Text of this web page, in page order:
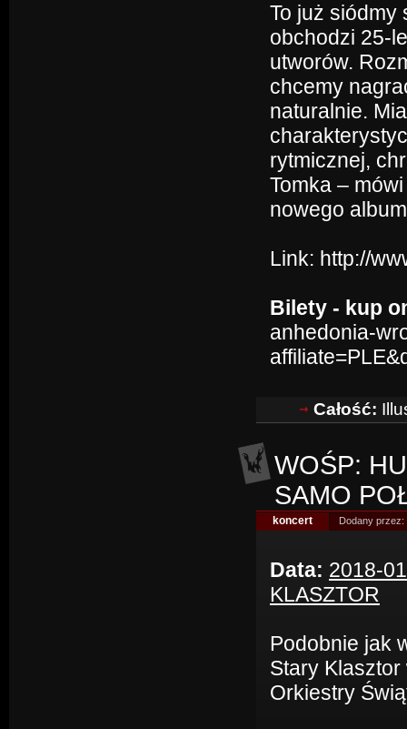
To już siódmy
obchodzi 25-
utworów.
chcemy
naturalnie.
rytmicznej,
Tomka –
nowego
Link: http://
Bilety - kup
anhedonia-
Całość:
WOŚP:
SAMO
koncert Dodany przez:
Data: 2018-
KLASZTOR
Podobnie jak
Stary Klasztor
Orkiestry